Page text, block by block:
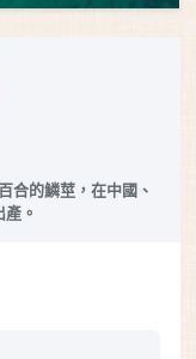
合的鱗莖，在中國、
。